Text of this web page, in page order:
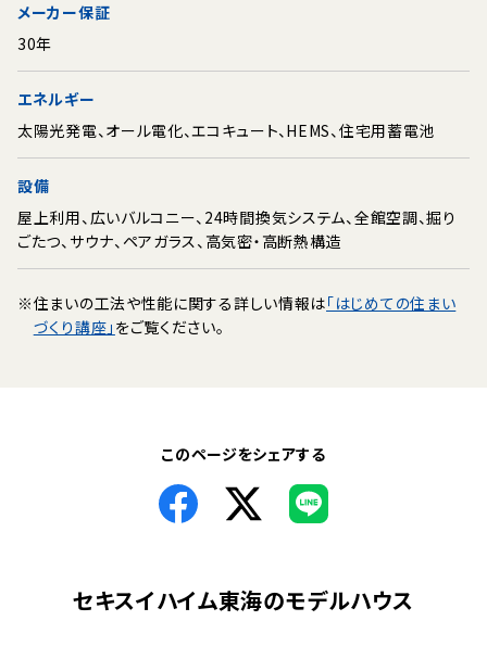
メーカー保証
30年
エネルギー
太陽光発電、オール電化、エコキュート、HEMS、住宅用蓄電池
設備
屋上利用、広いバルコニー、24時間換気システム、全館空調、掘り
ごたつ、サウナ、ペアガラス、高気密・高断熱構造
※住まいの工法や性能に関する詳しい情報は「はじめての住まい
づくり講座」 をご覧ください。
このページをシェアする
セキスイハイム東海のモデルハウス